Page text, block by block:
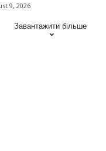
9, 2026
Завантажити більше